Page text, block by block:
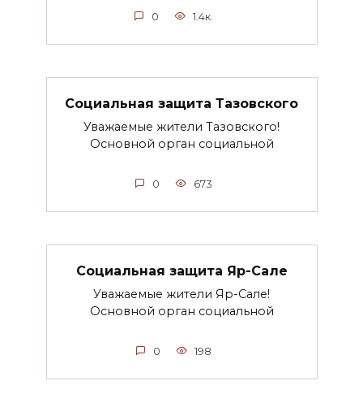
0 1.4к.
Социальная защита Тазовского
Уважаемые жители Тазовского!
Основной орган социальной
0 673
Социальная защита Яр-Сале
Уважаемые жители Яр-Сале!
Основной орган социальной
0 198